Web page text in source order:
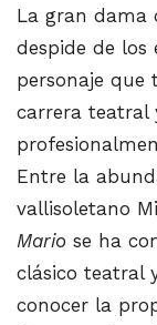
La gran dama
despide de los
personaje que
carrera teatral
Entre la
vallisoletano
Mario se ha
clásico teatral
conocer la